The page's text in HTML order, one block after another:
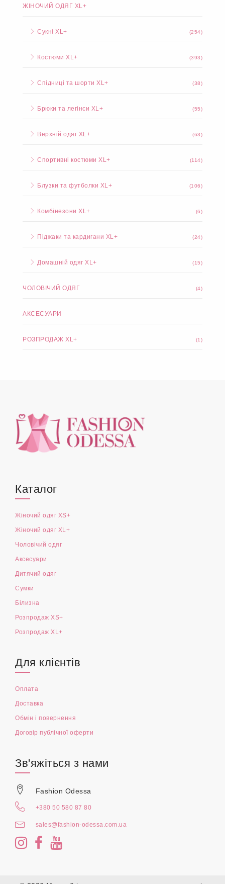
ЖІНОЧИЙ ОДЯГ XL+
Сукні XL+ (254)
Костюми XL+ (393)
Спідниці та шорти XL+ (38)
Брюки та легінси XL+ (55)
Верхній одяг XL+ (63)
Спортивні костюми XL+ (114)
Блузки та футболки XL+ (106)
Комбінезони XL+ (6)
Піджаки та кардигани XL+ (24)
Домашній одяг XL+ (15)
ЧОЛОВІЧИЙ ОДЯГ (4)
АКСЕСУАРИ
РОЗПРОДАЖ XL+ (1)
Каталог
Жіночий одяг XS+
Жіночий одяг XL+
Чоловічий одяг
Аксесуари
Дитячий одяг
Сумки
Білизна
Розпродаж XS+
Розпродаж XL+
Для клієнтів
Оплата
Доставка
Обмін і повернення
Договір публічної оферти
Зв'яжіться з нами
Fashion Odessa
+380 50 580 87 80
sales@fashion-odessa.com.ua